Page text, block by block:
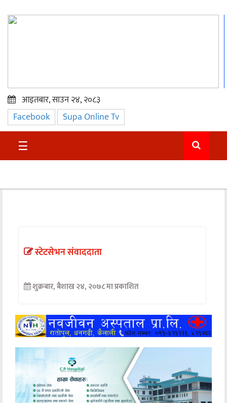
प्रमुख
समाचार
सुदुर
अन्तर्वार्ता
खेलकुद
अन्य
आइतबार, साउन २४, २०८३
Facebook Supa Online Tv
☰
स्टेटसेभन संवाददाता
शुक्रबार, बैशाख २४, २०७८ मा प्रकाशित